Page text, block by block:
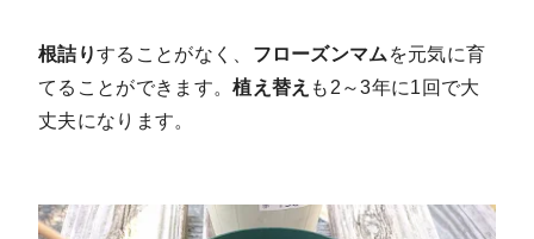
根詰りすることがなく、 フローズンマム を元気に育
てることができます。植え替え も2～3年に1回で大
丈夫になります。